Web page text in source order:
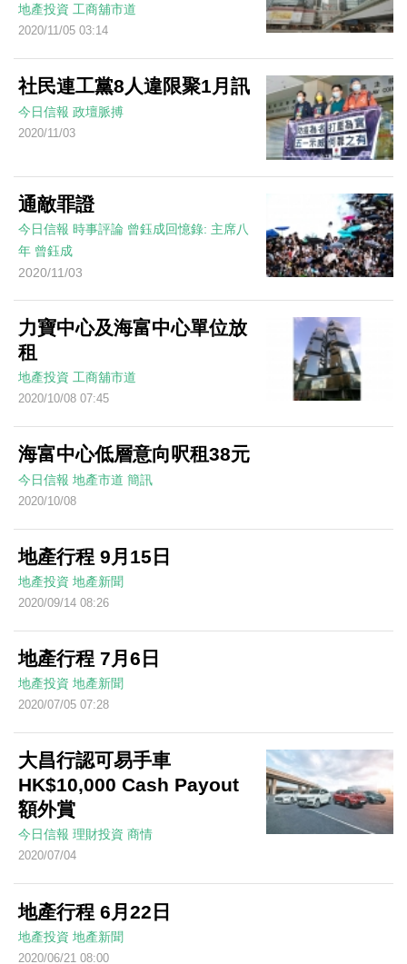
地產投資 工商舖市道
2020/11/05 03:14
社民連工黨8人違限聚1月訊
今日信報 政壇脈搏
2020/11/03
通敵罪證
今日信報 時事評論 曾鈺成回憶錄: 主席八
年 曾鈺成
2020/11/03
力寶中心及海富中心單位放
租
地產投資 工商舖市道
2020/10/08 07:45
海富中心低層意向呎租38元
今日信報 地產市道 簡訊
2020/10/08
地產行程 9月15日
地產投資 地產新聞
2020/09/14 08:26
地產行程 7月6日
地產投資 地產新聞
2020/07/05 07:28
大昌行認可易手車
HK$10,000 Cash Payout
額外賞
今日信報 理財投資 商情
2020/07/04
地產行程 6月22日
地產投資 地產新聞
2020/06/21 08:00